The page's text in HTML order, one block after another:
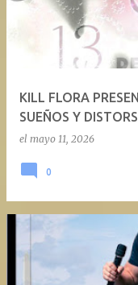
KILL FLORA
SUEÑOS Y
el mayo 11, 2026
0